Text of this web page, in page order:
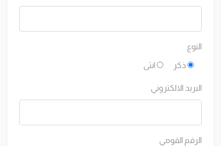
النوع
ذكر
انثى
البريد الالكتروني
الرقم القومي